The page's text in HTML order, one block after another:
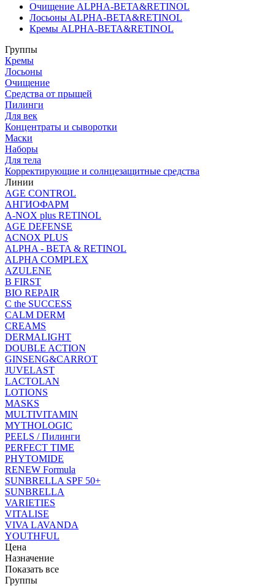
Очищение ALPHA-BETA&RETINOL
Лосьоны ALPHA-BETA&RETINOL
Кремы ALPHA-BETA&RETINOL
Группы
Кремы
Лосьоны
Очищение
Средства от прыщей
Пилинги
Для век
Концентраты и сыворотки
Маски
Наборы
Для тела
Корректирующие и солнцезащитные средства
Линии
AGE CONTROL
АНГИОФАРМ
A-NOX plus RETINOL
AGE DEFENSE
ACNOX PLUS
ALPHA - BETA & RETINOL
ALPHA COMPLEX
AZULENE
B FIRST
BIO REPAIR
C the SUCCESS
CALM DERM
CREAMS
DERMALIGHT
DOUBLE ACTION
GINSENG&CARROT
JUVELAST
LACTOLAN
LOTIONS
MASKS
MULTIVITAMIN
MYTHOLOGIC
PEELS / Пилинги
PERFECT TIME
PHYTOMIDE
RENEW Formula
SUNBRELLA SPF 50+
SUNBRELLA
VARIETIES
VITALISE
VIVA LAVANDA
YOUTHFUL
Цена
Назначение
Показать все
Группы